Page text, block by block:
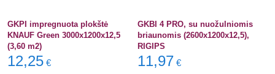
GKPI impregnuota plokštė
KNAUF Green 3000x1200x12,5
(3,60 m2)
12,25 €
GKBI 4 PRO, su nuožulniomis
briaunomis (2600x1200x12,5),
RIGIPS
11,97 €